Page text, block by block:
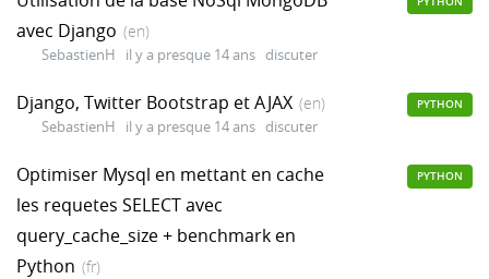
avec Django (en)
SebastienH il y a presque 14 ans discuter
Django, Twitter Bootstrap et AJAX (en)
SebastienH il y a presque 14 ans discuter
PYTHON
Optimiser Mysql en mettant en cache
les requetes SELECT avec
query_cache_size + benchmark en
Python (fr)
PYTHON